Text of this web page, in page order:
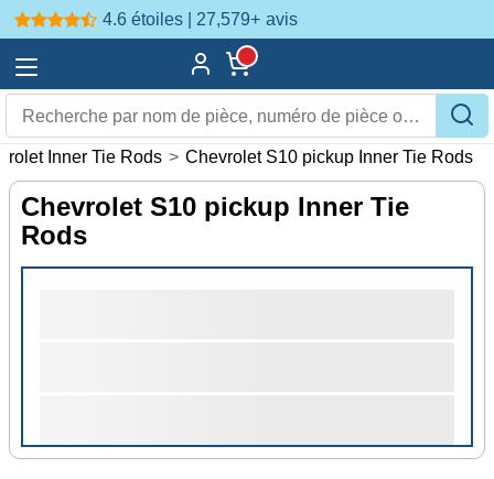
4.6 étoiles | 27,579+ avis
Inner Tie Rods > Chevrolet S10 pickup Inner Tie Rods
Chevrolet S10 pickup Inner Tie
Rods